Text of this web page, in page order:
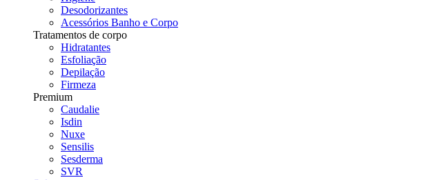
Desodorizantes
Acessórios Banho e Corpo
Tratamentos de corpo
Hidratantes
Esfoliação
Depilação
Firmeza
Premium
Caudalie
Isdin
Nuxe
Sensilis
Sesderma
SVR